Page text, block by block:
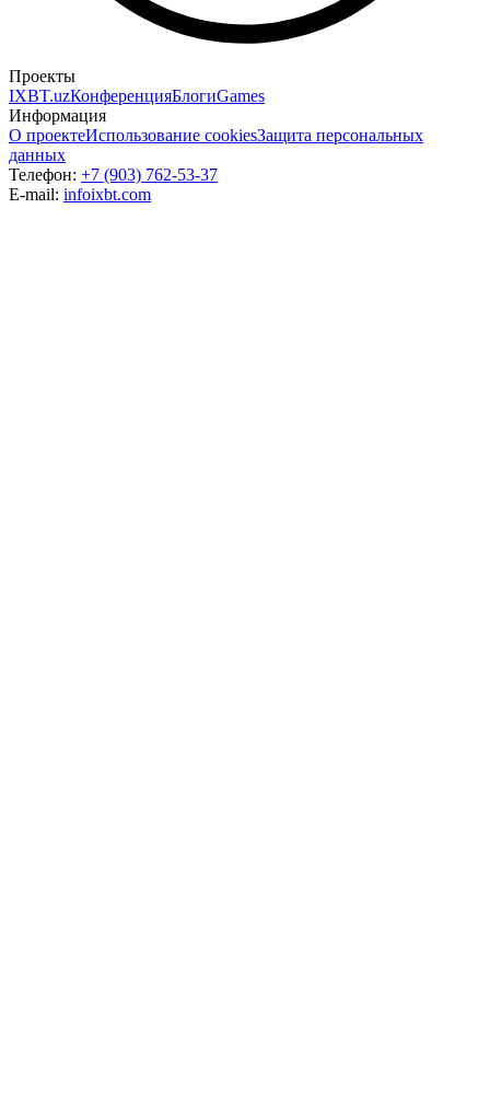
Проекты
IXBT.uzКонференцияБлогиGames
Информация
О проектеИспользование cookiesЗащита персональных
данных
Телефон: +7 (903) 762-53-37
E-mail: infoixbt.com